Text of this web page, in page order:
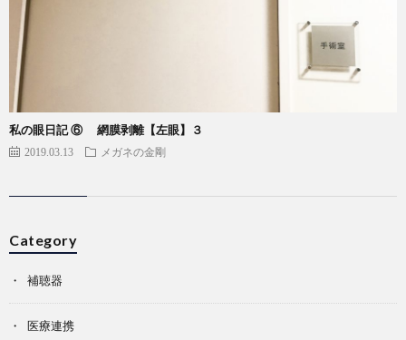
私の眼日記 ⑥ 網膜剥離【左眼】３
2019.03.13 メガネの金剛
Category
補聴器
医療連携